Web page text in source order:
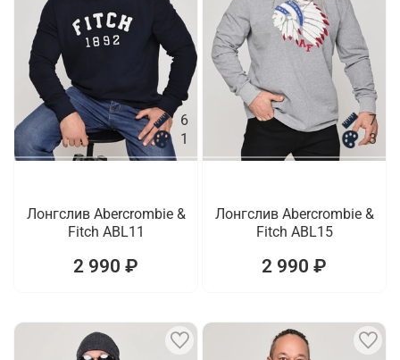
6
1
Лонгслив Abercrombie &
Fitch ABL11
2 990 ₽
7
3
Лонгслив Abercrombie &
Fitch ABL15
2 990 ₽